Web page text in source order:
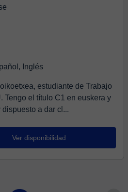
Inglés
estudiante de Trabajo
Tengo el título C1 en euskera y
a dar cl...
Ver disponibilidad